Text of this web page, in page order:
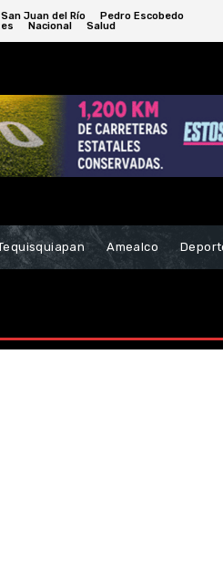
San Juan del Río
Pedro Escobedo
Nacional Salud
Amealco